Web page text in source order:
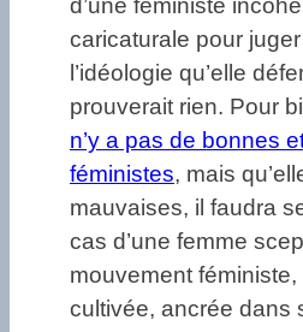
d’une féministe
caricaturale pour
l’idéologie qu’elle
prouverait rien. Pour
n’y a pas de bonnes
féministes, mais
mauvaises, il faudra
cas d’une femme
mouvement féministe,
cultivée, ancrée dans